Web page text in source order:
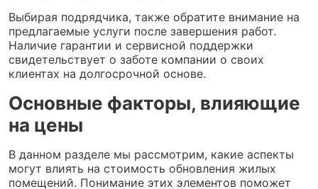
Выбирая подрядчика, также обратите внимание на
предлагаемые услуги после завершения работ.
Наличие гарантии и сервисной поддержки
свидетельствует о заботе компании о своих
клиентах на долгосрочной основе.
Основные факторы, влияющие
на цены
В данном разделе мы рассмотрим, какие аспекты
могут влиять на стоимость обновления жилых
помещений. Понимание этих элементов поможет